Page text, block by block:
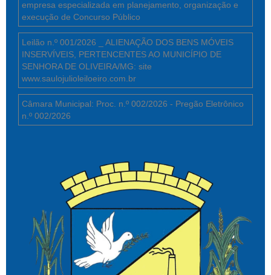
empresa especializada em planejamento, organização e
execução de Concurso Público
Leilão n.º 001/2026 _ ALIENAÇÃO DOS BENS MÓVEIS
INSERVÍVEIS, PERTENCENTES AO MUNICÍPIO DE
SENHORA DE OLIVEIRA/MG: site
www.saulojulioleiloeiro.com.br
Câmara Municipal: Proc. n.º 002/2026 - Pregão Eletrônico
n.º 002/2026